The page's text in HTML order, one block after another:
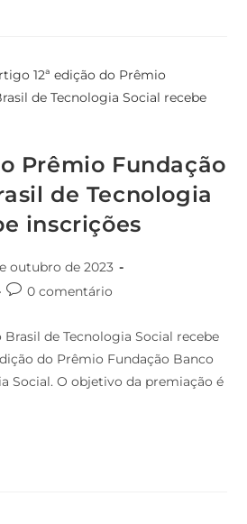
Prêmio Fundação
de Tecnologia
inscrições
outubro de 2023
0 comentário
de Tecnologia Social recebe
do Prêmio Fundação Banco
Social. O objetivo da premiação é